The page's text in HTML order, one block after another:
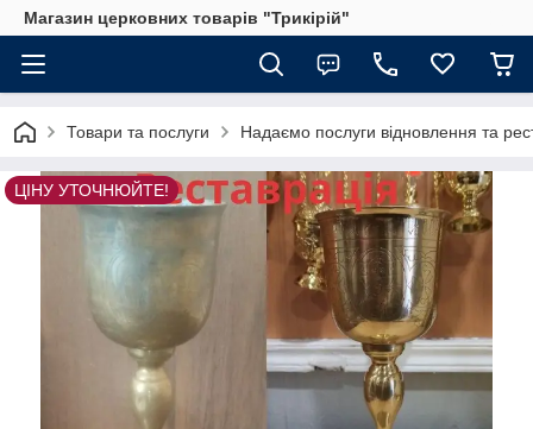
Магазин церковних товарів "Трикірій"
Товари та послуги Надаємо послуги відновлення та
ЦІНУ УТОЧНЮЙТЕ!